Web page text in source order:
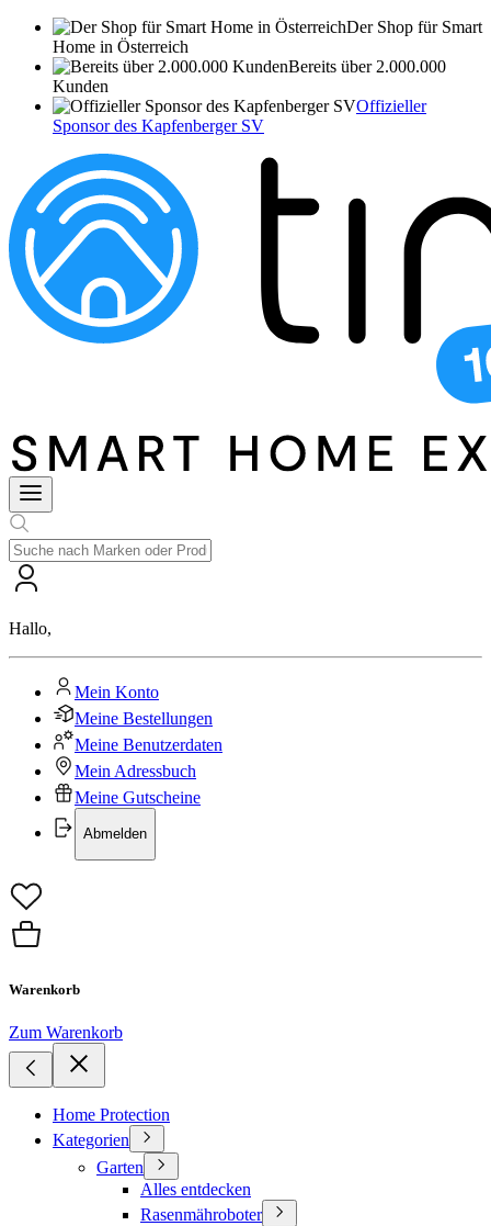
Der Shop für Smart
Home in Österreich
Bereits über 2.000.000
Kunden
Offizieller
Sponsor des Kapfenberger SV
Hallo,
Mein Konto
Meine Bestellungen
Meine Benutzerdaten
Mein Adressbuch
Meine Gutscheine
Abmelden
Warenkorb
Zum Warenkorb
Home Protection
Kategorien
Garten
Alles entdecken
Rasenmähroboter